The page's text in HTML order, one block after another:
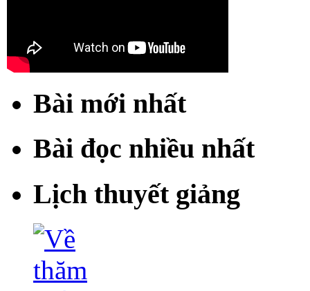
Bài mới nhất
Bài đọc nhiều nhất
Lịch thuyết giảng